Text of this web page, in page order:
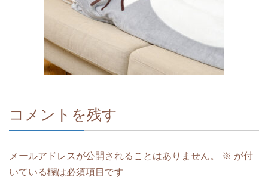
コメントを残す
メールアドレスが公開されることはありません。 ※ が付
いている欄は必須項目です